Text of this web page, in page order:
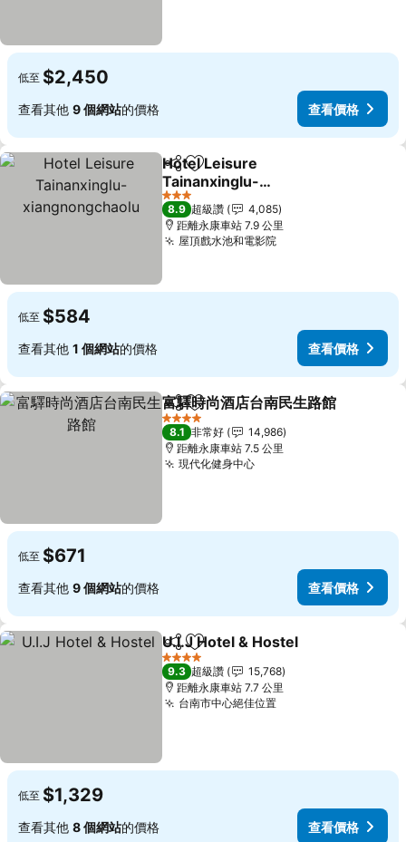
低至 $2,450
查看其他 9 個網站的價格 查看價格
分享 加入我的最愛
Hotel Leisure
Tainanxinglu-
xiangnongchaolu
3 星級
8.9 超級讚
4,085
距離永康車站 7.9 公里
屋頂戲水池和電影院
低至 $584
查看其他 1 個網站的價格 查看價格
分享 加入我的最愛
富驛時尚酒店台南民生路館
4 星級
8.1 非常好
14,986
距離永康車站 7.5 公里
現代化健身中心
低至 $671
查看其他 9 個網站的價格 查看價格
分享 加入我的最愛
U.I.J Hotel & Hostel
4 星級
9.3 超級讚
15,768
距離永康車站 7.7 公里
台南市中心絕佳位置
低至 $1,329
查看其他 8 個網站的價格 查看價格